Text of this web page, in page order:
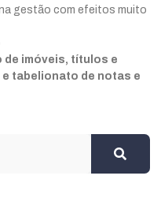
gestão com efeitos muito
imóveis, títulos e
tabelionato de notas e